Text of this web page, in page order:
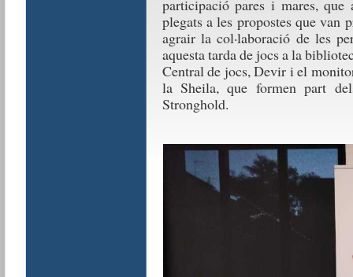
participació pares i mares,
plegats a les propostes que van
agrair la col·laboració de les
aquesta tarda de jocs a la
Central de jocs, Devir i el
la Sheila, que formen part
Stronghold.